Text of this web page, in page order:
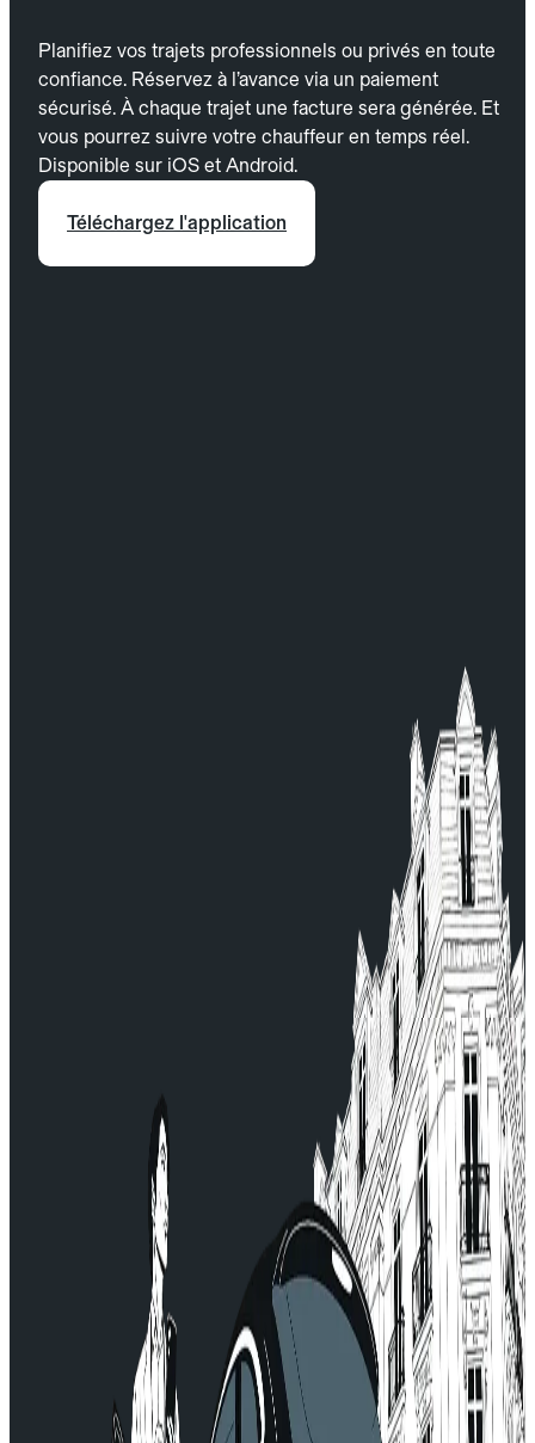
Planifiez vos trajets professionnels ou privés en toute
confiance. Réservez à l’avance via un paiement
sécurisé. À chaque trajet une facture sera générée. Et
vous pourrez suivre votre chauffeur en temps réel.
Disponible sur iOS et Android.
Téléchargez l'application